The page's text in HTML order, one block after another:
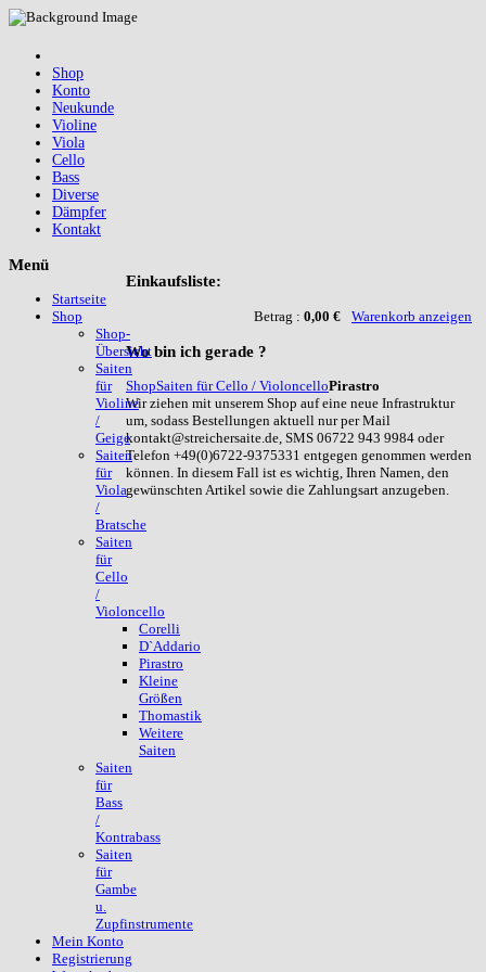
Shop
Konto
Neukunde
Violine
Viola
Cello
Bass
Diverse
Dämpfer
Kontakt
Einkaufsliste:
Betrag : 0,00 € Warenkorb anzeigen
Wobin ich gerade ?
ShopSaiten für Cello / VioloncelloPirastro
Wir ziehen mit unserem Shop auf eine neue Infrastruktur
um, sodass Bestellungen aktuell nur per Mail
kontakt@streichersaite.de, SMS 06722 943 9984 oder
Telefon +49(0)6722-9375331 entgegen genommen werden
können. In diesem Fall ist es wichtig, Ihren Namen, den
gewünschten Artikel sowie die Zahlungsart anzugeben.
Menü
Startseite
Shop
Shop-
Übersicht
Saiten
für
Violine
/
Geige
Saiten
für
Viola
/
Bratsche
Saiten
für
Cello
/
Violoncello
Corelli
D`Addario
Pirastro
Kleine
Größen
Thomastik
Weitere
Saiten
Saiten
für
Bass
/
Kontrabass
Saiten
für
Gambe
u.
Zupfinstrumente
Mein Konto
Registrierung